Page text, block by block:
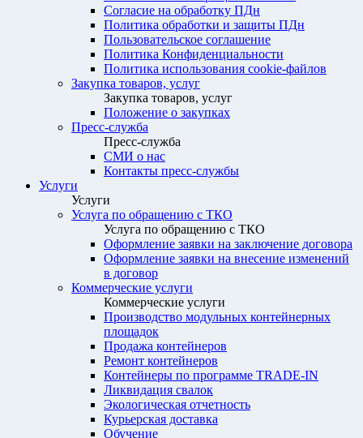
Согласие на обработку ПДн
Политика обработки и защиты ПДн
Пользовательское соглашение
Политика Конфиденциальности
Политика использования cookie-файлов
Закупка товаров, услуг
Закупка товаров, услуг
Положение о закупках
Пресс-служба
Пресс-служба
СМИ о нас
Контакты пресс-службы
Услуги
Услуги
Услуга по обращению с ТКО
Услуга по обращению с ТКО
Оформление заявки на заключение договора
Оформление заявки на внесение изменений
в договор
Коммерческие услуги
Коммерческие услуги
Производство модульных контейнерных
площадок
Продажа контейнеров
Ремонт контейнеров
Контейнеры по программе TRADE-IN
Ликвидация свалок
Экологическая отчетность
Курьерская доставка
Обучение